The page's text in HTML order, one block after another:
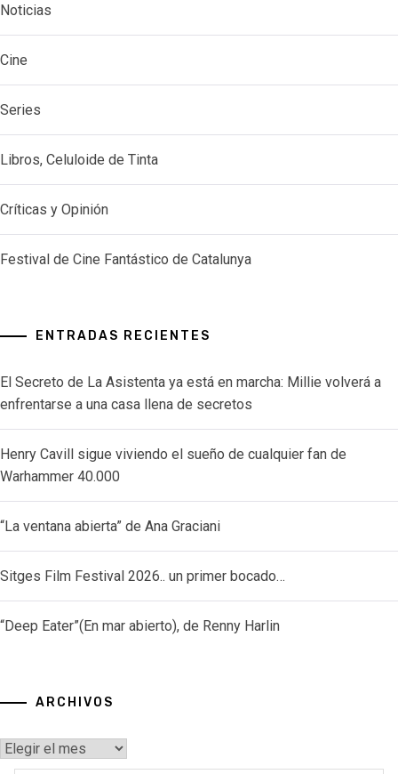
Noticias
Cine
Series
Libros, Celuloide de Tinta
Críticas y Opinión
Festival de Cine Fantástico de Catalunya
ENTRADAS RECIENTES
El Secreto de La Asistenta ya está en marcha: Millie volverá a
enfrentarse a una casa llena de secretos
Henry Cavill sigue viviendo el sueño de cualquier fan de
Warhammer 40.000
“La ventana abierta” de Ana Graciani
Sitges Film Festival 2026.. un primer bocado…
“Deep Eater”(En mar abierto), de Renny Harlin
ARCHIVOS
Archivos